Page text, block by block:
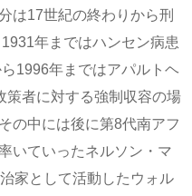
は17世紀の終わりから刑
年まではハンセン病患
1996年まではアパルトヘ
策者に対する強制収容の場
の中には後に第8代南アフ
いていったネルソン・マ
家として活動したウォル